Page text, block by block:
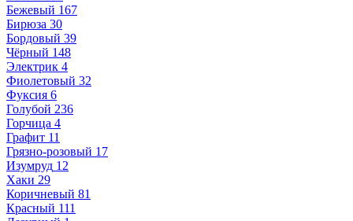
Бежевый 167
Бирюза 30
Бордовый 39
Чёрный 148
Электрик 4
Фиолетовый 32
Фуксия 6
Голубой 236
Горчица 4
Графит 11
Грязно-розовый 17
Изумруд 12
Хаки 29
Коричневый 81
Красный 111